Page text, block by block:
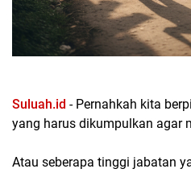
Suluah.id - Pernahkah kita
yang harus dikumpulkan agar
Atau seberapa tinggi jabatan